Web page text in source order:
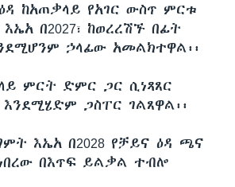
ከአጠቃላይ የአገር ውስጥ ምርቱ
በ2027፣ ከወረረሽኙ በፊት
ኃላፊው አመልክተዋል፡፡
ምርት ድምር ጋር ሲነጻጸር
ጋስፐር ገልጸዋል፡፡
እኤአ በ2028 የቻይና ዕዳ ጫና
በእጥፍ ይልቃል ተብሎ